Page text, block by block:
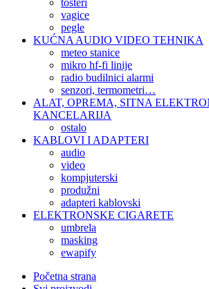
tosteri
vagice
pegle
KUĆNA AUDIO VIDEO TEHNIKA
meteo stanice
mikro hf-fi linije
radio budilnici alarmi
senzori, termometri…
ALAT, OPREMA, SITNA
KANCELARIJA
ostalo
KABLOVI I ADAPTERI
audio
video
kompjuterski
produžni
adapteri kablovski
ELEKTRONSKE CIGARETE
umbrela
masking
ewapify
Početna strana